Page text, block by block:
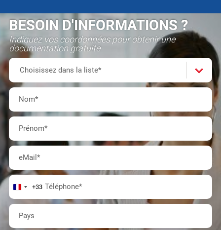
BESOIN D'INFORMATIONS ?
Indiquez vos coordonnées pour obtenir une
documentation gratuite
Formation(s)
Choisissez
dans
la
liste*
Choisissez dans la liste*
Nom*
Prénom*
eMail*
Téléphone*
+33
Pays